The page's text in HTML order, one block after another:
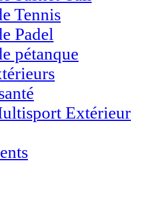
Tennis
Padel
pétanque
Extérieur